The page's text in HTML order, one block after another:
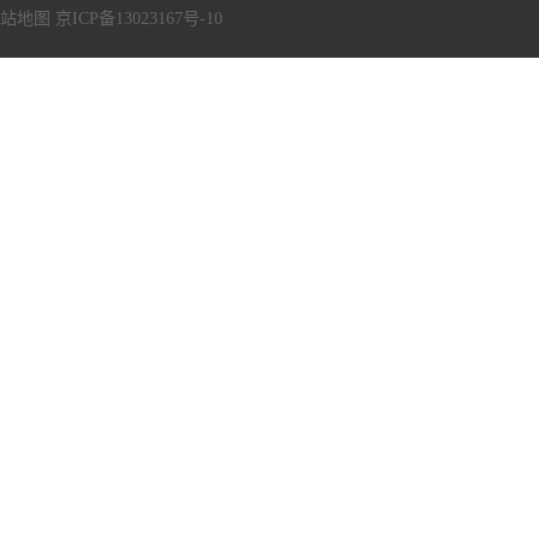
站地图 京ICP备13023167号-10